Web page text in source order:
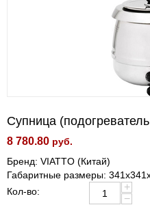
Супница
8 780.80 руб.
Бренд: VIATTO (Китай)
Габаритные размеры:
Кол-во:
+
−